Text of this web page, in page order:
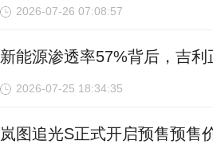
2026-07-26 07:08:57
新能源渗透率57%背后，吉利
2026-07-25 18:34:35
岚图追光S正式开启预售预售